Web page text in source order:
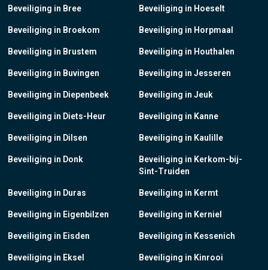
Beveiliging in Bree
Beveiliging in Broekom
Beveiliging in Brustem
Beveiliging in Buvingen
Beveiliging in Diepenbeek
Beveiliging in Diets-Heur
Beveiliging in Dilsen
Beveiliging in Donk
Beveiliging in Duras
Beveiliging in Eigenbilzen
Beveiliging in Eisden
Beveiliging in Eksel
Beveiliging in Hoeselt
Beveiliging in Horpmaal
Beveiliging in Houthalen
Beveiliging in Jesseren
Beveiliging in Jeuk
Beveiliging in Kanne
Beveiliging in Kaulille
Beveiliging in Kerkom-bij-
Sint-Truiden
Beveiliging in Kermt
Beveiliging in Kerniel
Beveiliging in Kessenich
Beveiliging in Kinrooi